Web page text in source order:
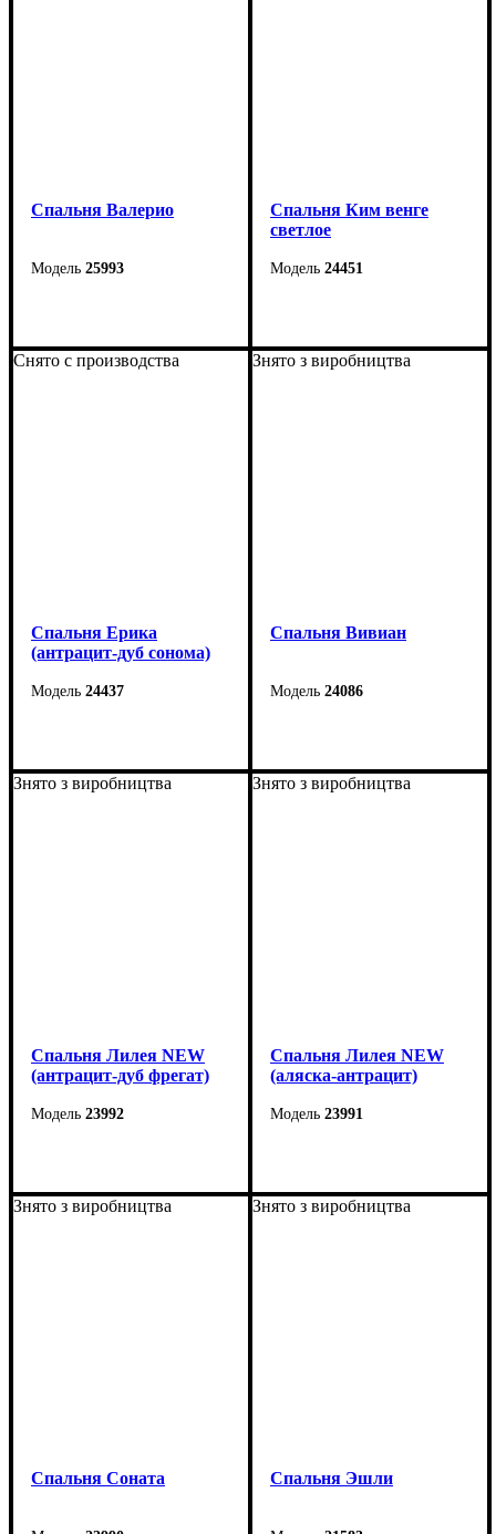
Спальня Валерио
25993
Спальня Ким венге
светлое
24451
Снято с производства
Cпальня Ерика
(антрацит-дуб сонома)
24437
Знято з виробництва
Спальня Вивиан
24086
Знято з виробництва
Спальня Лилея NEW
(антрацит-дуб фрегат)
23992
Знято з виробництва
Спальня Лилея NEW
(аляска-антрацит)
23991
Знято з виробництва
Спальня Соната
Знято з виробництва
Спальня Эшли